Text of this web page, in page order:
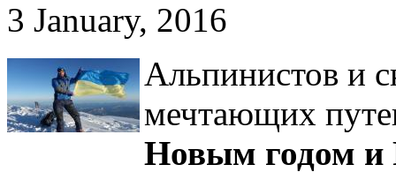
3 January, 2016
Альпинистов и
мечтающих
Новым годом и